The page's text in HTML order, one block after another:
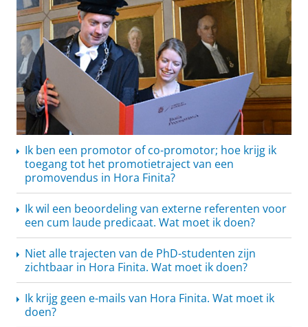
Ik ben een promotor of co-promotor; hoe krijg ik
toegang tot het promotietraject van een
promovendus in Hora Finita?
Ik wil een beoordeling van externe referenten voor
een cum laude predicaat. Wat moet ik doen?
Niet alle trajecten van de PhD-studenten zijn
zichtbaar in Hora Finita. Wat moet ik doen?
Ik krijg geen e-mails van Hora Finita. Wat moet ik
doen?